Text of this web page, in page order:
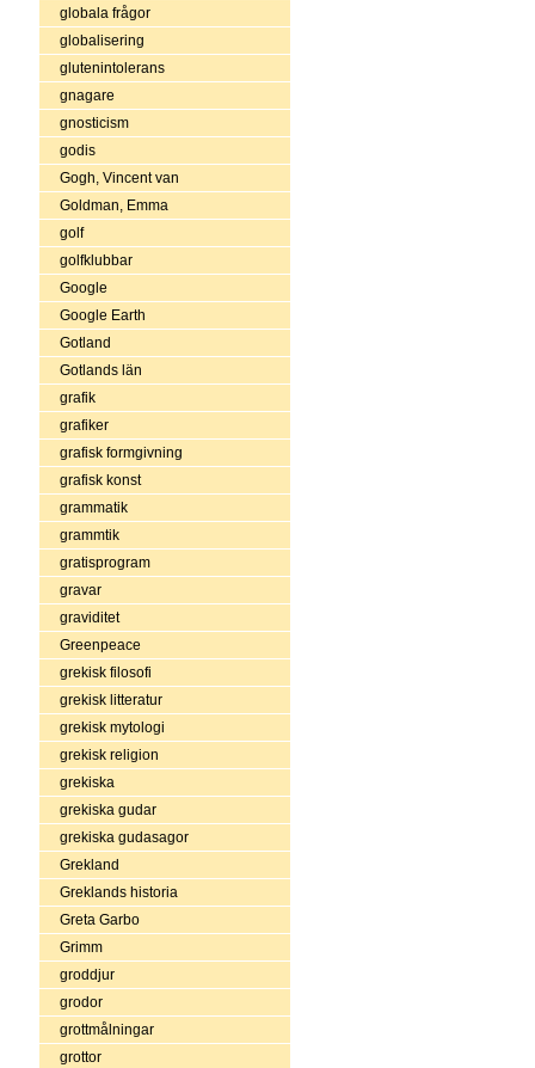
globala frågor
globalisering
glutenintolerans
gnagare
gnosticism
godis
Gogh, Vincent van
Goldman, Emma
golf
golfklubbar
Google
Google Earth
Gotland
Gotlands län
grafik
grafiker
grafisk formgivning
grafisk konst
grammatik
grammtik
gratisprogram
gravar
graviditet
Greenpeace
grekisk filosofi
grekisk litteratur
grekisk mytologi
grekisk religion
grekiska
grekiska gudar
grekiska gudasagor
Grekland
Greklands historia
Greta Garbo
Grimm
groddjur
grodor
grottmålningar
grottor